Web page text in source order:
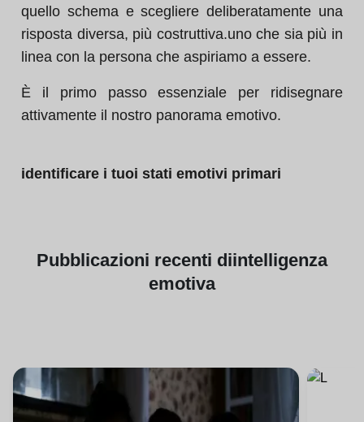
quello schema e scegliere deliberatamente una
risposta diversa, più costruttiva.uno che sia più in
linea con la persona che aspiriamo a essere.
È il primo passo essenziale per ridisegnare
attivamente il nostro panorama emotivo.
identificare i tuoi stati emotivi primari
Pubblicazioni recenti diintelligenza
emotiva